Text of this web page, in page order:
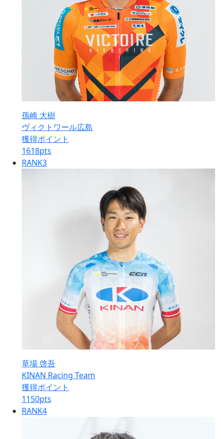
孫崎 大樹
ヴィクトワール広島
獲得ポイント
1618pts
RANK3
草場 啓吾
KINAN Racing Team
獲得ポイント
1150pts
RANK4